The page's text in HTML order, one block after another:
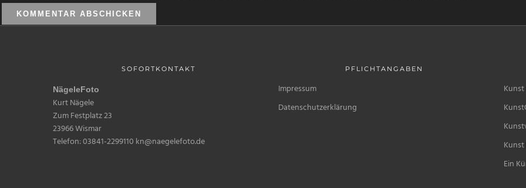
SOFORTKONTAKT
NägeleFoto
Kurt Nägele
Zum Festplatz 23
23966 Wismar
Telefon: 03841-2299110 kn@naegelefoto.de
PFLICHTANGABEN
Impressum
Datenschutzerklärung
Ein